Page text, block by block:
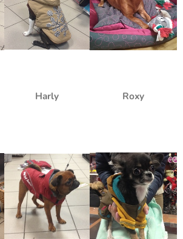
Harly Roxy